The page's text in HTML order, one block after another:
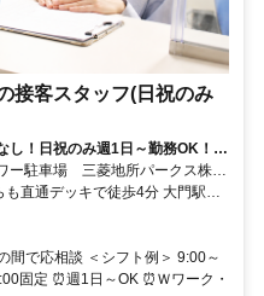
接客スタッフ(日祝のみ
し！日祝のみ週1日～勤務OK！シ
ルワークでもOK！現在活躍中の
を貰いながら働いている方も多
ー駐車場 三菱地所パークス株式
スタッフが集まっています。
間で応相談 ＜シフト例＞ 9:00～
固定 ⏰週1日～OK ⏰Ｗワーク・